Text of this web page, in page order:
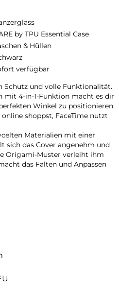
by TPU Essential Case
& Hüllen
verfügbar
Schutz und volle Funktionalität.
mit 4-in-1-Funktion macht es dir
Winkel zu positionieren
shoppst, FaceTime nutzt
Materialien mit einer
sich das Cover angenehm und
Origami-Muster verleiht ihm
das Falten und Anpassen
Stößen und
Dank der integrierten
hast du ihn immer
nächste Level zu bringen?
Stil, Vielseitigkeit und Schutz
um mit dir Schritt zu
führt.